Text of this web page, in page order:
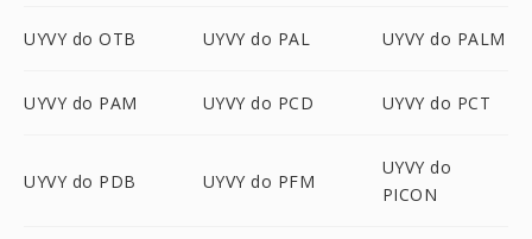
UYVY do OTB UYVY do PAL UYVY do PALM
UYVY do PAM UYVY do PCD UYVY do PCT
UYVY do PDB UYVY do PFM
UYVY do
PICON